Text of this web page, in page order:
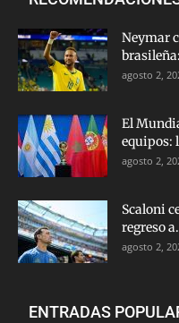
Neymar
agosto 2,
El
equipos:
agosto 2,
Scaloni
regreso
agosto 2,
ENTRADAS